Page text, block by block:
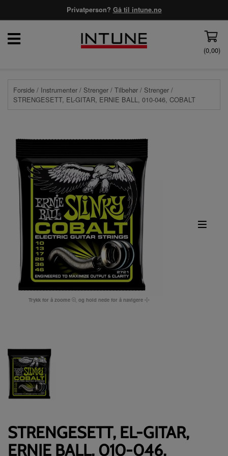
Privatperson? Gå til intune.no
(0,00)
Forside / Instrumenter / Strenger / Tilbehør / Strenger /
STRENGESETT, EL-GITAR, ERNIE BALL, 010-046, COBALT
Trykk for å zoome og hold nede for å navigere
STRENGESETT, EL-GITAR,
ERNIE BALL, 010-046,